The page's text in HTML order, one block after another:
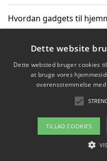
Hvordan gadgets til
Copyright
Om / kontakt
Dette website
Dette websted bruger cookies
at bruge vores
overensstemmelse
TILLAD COOKIES